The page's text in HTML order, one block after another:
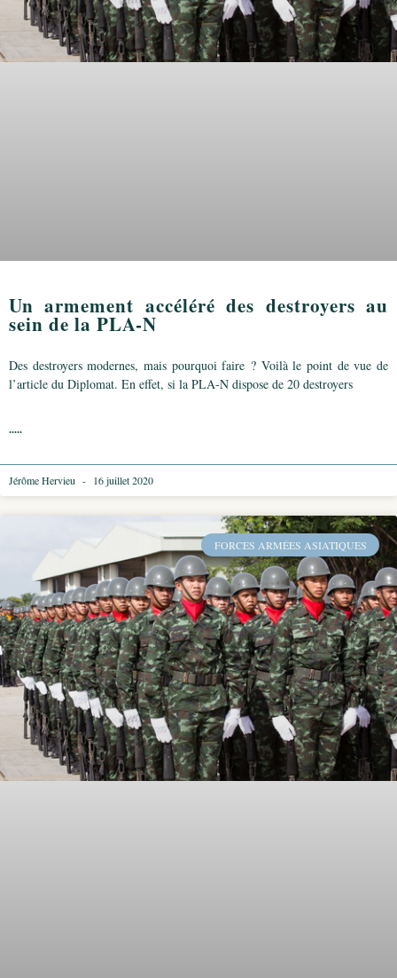
Un armement accéléré des destroyers au
sein de la PLA-N
Des destroyers modernes, mais pourquoi faire ? Voilà le point de vue de
l’article du Diplomat. En effet, si la PLA-N dispose de 20 destroyers
.....
Jérôme Hervieu 16 juillet 2020
FORCES ARMÉES ASIATIQUES